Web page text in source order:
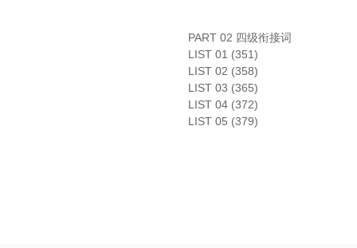
PART 02 四级衔接词
LIST 01 (351)
LIST 02 (358)
LIST 03 (365)
LIST 04 (372)
LIST 05 (379)